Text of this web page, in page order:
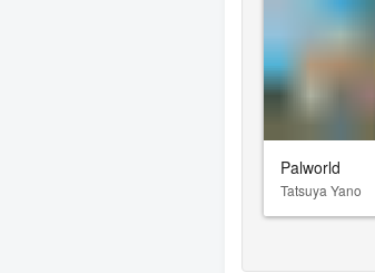
Palworld
Tatsuya Yano